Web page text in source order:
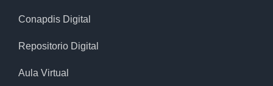
Conapdis Digital
Repositorio Digital
Aula Virtual